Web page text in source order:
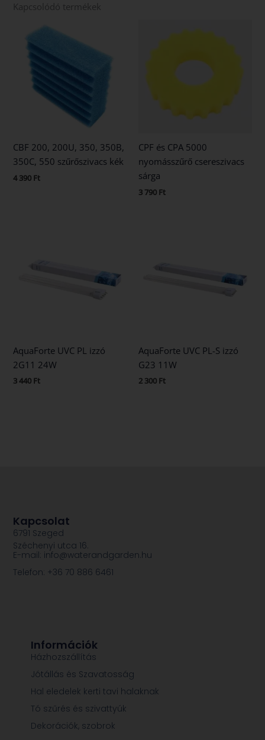
Kapcsolódó termékek
CBF 200, 200U, 350, 350B,
350C, 550 szűrőszivacs kék
4 390 Ft
CPF és CPA 5000
nyomásszűrő csereszivacs
sárga
3 790 Ft
AquaForte UVC PL izzó
2G11 24W
3 440 Ft
AquaForte UVC PL-S izzó
G23 11W
2 300 Ft
Információk
Házhozszállítás
Jótállás és Szavatosság
Hal eledelek kerti tavi halaknak
Tó szűrés és szivattyúk
Dekorációk, szobrok
Kapcsolat
6791 Szeged
Széchenyi utca 16.
E-mail: info@waterandgarden.hu
Telefon: +36 70 886 6461